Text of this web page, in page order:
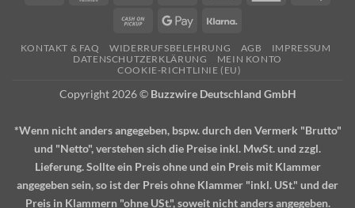
Cash
Pickup
Google
KONTAKT & FAQ WIDERRUFSBELEHRUNG AGB
IMPRESSUM
DATENSCHUTZERKLÄRUNG
MEIN KONTO
COOKIE-RICHTLINIE (EU)
Copyright 2026 © Buzzwire Deutschland GmbH
*Wenn nicht anders angegeben, bspw. durch den Vermerk "Brutto"
und "Netto", verstehen sich die Preise inkl. MwSt. und zzgl.
Lieferung. Sollte ein Preis ohne und ein Preis mit Klammer
angegeben sein, so ist der Preis ohne Klammer "inkl. USt." und der
Preis in Klammern "ohne USt.", soweit nicht anders angegeben.